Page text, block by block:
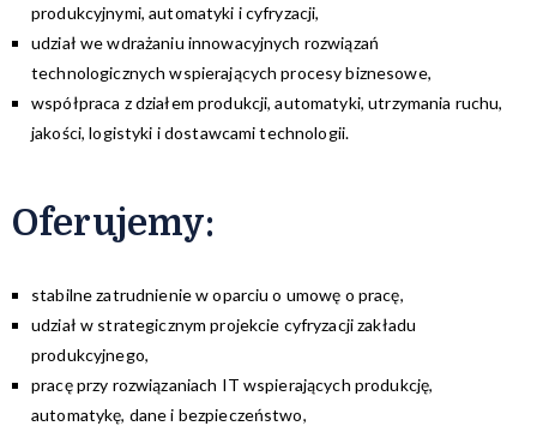
produkcyjnymi, automatyki i cyfryzacji,
udział we wdrażaniu innowacyjnych rozwiązań
technologicznych wspierających procesy biznesowe,
współpraca z działem produkcji, automatyki, utrzymania ruchu,
jakości, logistyki i dostawcami technologii.
Oferujemy:
stabilne zatrudnienie w oparciu o umowę o pracę,
udział w strategicznym projekcie cyfryzacji zakładu
produkcyjnego,
pracę przy rozwiązaniach IT wspierających produkcję,
automatykę, dane i bezpieczeństwo,